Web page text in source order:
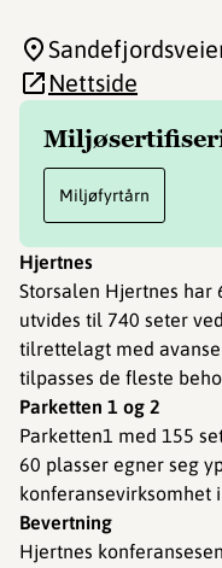
Hjertnes
Storsalen Hjertnes har
utvides til 740 seter
tilrettelagt med
tilpasses de fleste
Parketten 1 og 2
Parketten1 med 155
60 plasser egner seg
konferansevirksomhet
Bevertning
Hjertnes
Nettside
Miljøfyrtårn